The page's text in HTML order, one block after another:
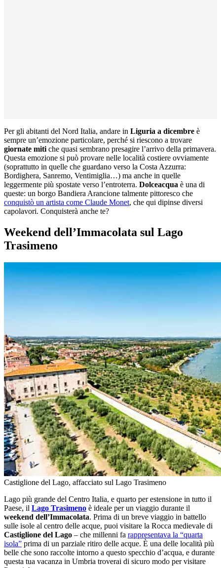
Per gli abitanti del Nord Italia, andare in Liguria a dicembre è
sempre un’emozione particolare, perché si riescono a trovare
giornate miti che quasi sembrano presagire l’arrivo della primavera.
Questa emozione si può provare nelle località costiere ovviamente
(soprattutto in quelle che guardano verso la Costa Azzurra:
Bordighera, Sanremo, Ventimiglia…) ma anche in quelle
leggermente più spostate verso l’entroterra. Dolceacqua è una di
queste: un borgo Bandiera Arancione talmente pittoresco che
conquistò un artista come Claude Monet, che qui dipinse diversi
capolavori. Conquisterà anche te?
Weekend dell’Immacolata sul Lago
Trasimeno
Castiglione del Lago, affacciato sul Lago Trasimeno
Lago più grande del Centro Italia, e quarto per estensione in tutto il
Paese, il Lago Trasimeno è ideale per un viaggio durante il
weekend dell’Immacolata. Prima di un breve viaggio in battello
sulle isole al centro delle acque, puoi visitare la Rocca medievale di
Castiglione del Lago – che millenni fa rappresentava la “quarta
isola” prima di un parziale ritiro delle acque. È una delle località più
belle che sono raccolte intorno a questo specchio d’acqua, e durante
questa tua vacanza in Umbria troverai di sicuro modo per visitare